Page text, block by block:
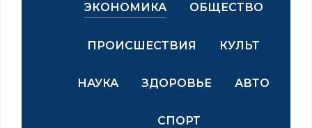
ЭКОНОМИКА ОБЩЕСТВО
ПРОИСШЕСТВИЯ КУЛЬТ
НАУКА ЗДОРОВЬЕ АВТО
СПОРТ